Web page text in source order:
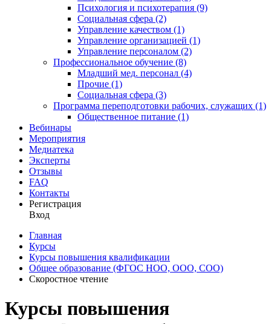
Психология и психотерапия (9)
Социальная сфера (2)
Управление качеством (1)
Управление организацией (1)
Управление персоналом (2)
Профессиональное обучение (8)
Младший мед. персонал (4)
Прочие (1)
Социальная сфера (3)
Программа переподготовки рабочих, служащих (1)
Общественное питание (1)
Вебинары
Мероприятия
Медиатека
Эксперты
Отзывы
FAQ
Контакты
Регистрация
Вход
Главная
Курсы
Курсы повышения квалификации
Общее образование (ФГОС НОО, ООО, СОО)
Скоростное чтение
Курсы повышения